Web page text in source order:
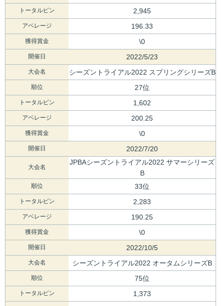
トータルピン 2,945
アベレージ 196.33
獲得賞金 \0
開催日 2022/5/23
大会名 シーズントライアル2022 スプリングシリーズB
順位 27位
トータルピン 1,602
アベレージ 200.25
獲得賞金 \0
開催日 2022/7/20
大会名
JPBAシーズントライアル2022 サマーシリーズ
B
順位 33位
トータルピン 2,283
アベレージ 190.25
獲得賞金 \0
開催日 2022/10/5
大会名 シーズントライアル2022 オータムシリーズB
順位 75位
トータルピン 1,373